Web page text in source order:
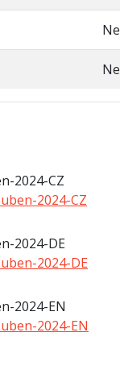
Ne
Ne
2024-CZ
2024-CZ
2024-DE
2024-DE
2024-EN
2024-EN